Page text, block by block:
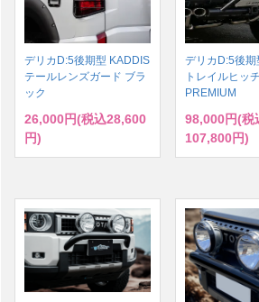
デリカD:5後期型 KADDIS
テールレンズガード ブラ
ック
26,000円(税込28,600
円)
デリカD:5後
トレイルヒッチ
PREMIUM
98,000円(税
107,800円)